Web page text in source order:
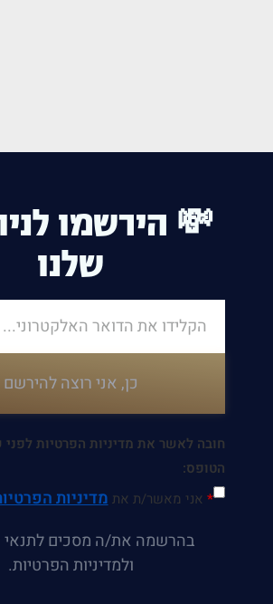
💸 הירשמו
שלנו
כן, אני רוצה להירשם
חובה לאשר את מדיניות הפרטיות
הטופס:
* אני מאשר/ת אתמדיניות
בהרשמה את/ה מסכים לתנאי
ולמדיניות הפרטיות.